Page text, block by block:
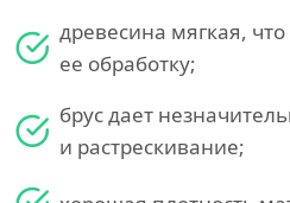
древесина мягкая, что
ее обработку;
брус дает
и растрескивание;